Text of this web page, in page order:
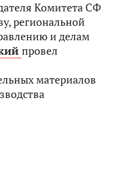
Комитета СФ
региональной
и делам
провел
материалов